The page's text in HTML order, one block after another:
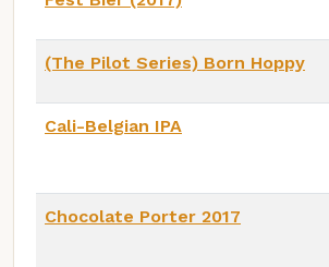
(The Pilot Series) Born Hoppy
Cali-Belgian IPA
Chocolate Porter 2017